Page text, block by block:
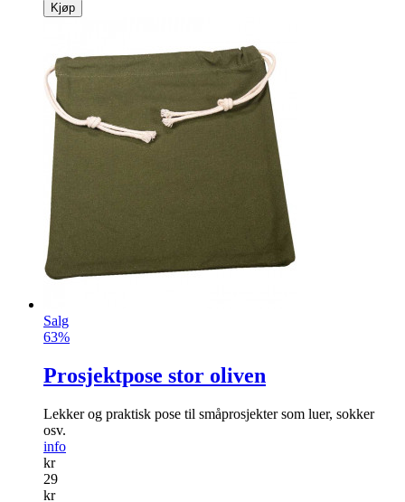
Kjøp
Salg
63%
Prosjektpose stor oliven
Lekker og praktisk pose til småprosjekter som luer, sokker
osv.
info
kr
29
kr